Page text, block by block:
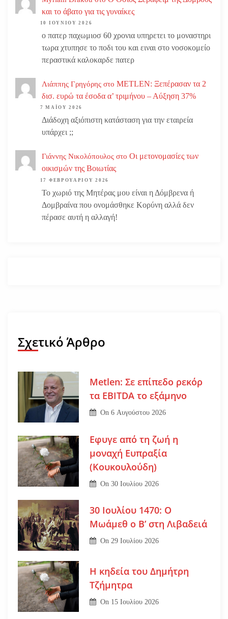
και το άβατο για τις γυναίκες
10 ΙΟΥΝΊΟΥ 2026
ο πατερ παχωμιοσ 60 χρονια υπηρετει το μοναστηρι
τωρα χτυπησε το ποδι του και ειναι στο νοσοκομείο
περαστικά καλοκαρδε πατερ
Λιάππης Γρηγόρης στο METLEN: Ξεπέρασαν τα 2
δισ. ευρώ τα έσοδα α’ τριμήνου – Αύξηση 37%
7 ΜΑΪ́ΟΥ 2026
Διάδοχη αξιόπιστη κατάσταση για την εταιρεία
υπάρχει ;;
Γιάννης Νικολόπουλος στο Οι μετονομασίες των
οικισμών της Βοιωτίας
17 ΦΕΒΡΟΥΑΡΊΟΥ 2026
Το χωριό της Μητέρας μου είναι η Δόμβρενα ή
Δομβραίνα που ονομάσθηκε Κορύνη αλλά δεν
πέρασε αυτή η αλλαγή!
Σχετικό Άρθρο
Metlen: Σε επίπεδο ρεκόρ
τα EBITDA το εξάμηνο
On6 Αυγούστου 2026
Εφυγε από τη ζωή η
μοναχή Ευπραξία
(Κουκουλούδη)
On30 Ιουλίου 2026
30 Ιουλίου 1470: Ο
Μωάμεθ ο Β’ στη Λιβαδειά
On29 Ιουλίου 2026
Η κηδεία του Δημήτρη
Τζήμητρα
On 15 Ιουλίου 2026